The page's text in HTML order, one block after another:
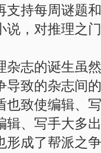
支持每周谜题
说，对推理之
志的诞生虽然
导致的杂志间
也致使编辑、
辑、写手大多
形成了帮派之